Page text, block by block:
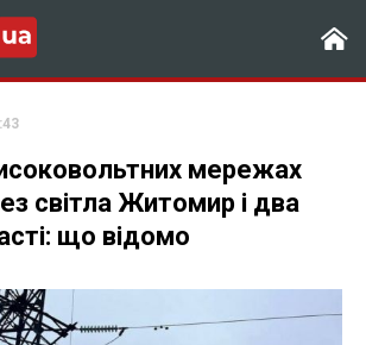
мережах
світла Житомир і два
що відомо